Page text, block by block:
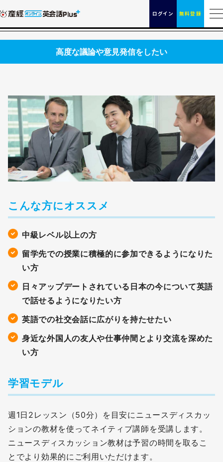
ログイン 無料登録
高度な議論や意見発信をしたい
こんな方にオススメ
中級レベル以上の方
留学先での授業に積極的に参加できるようになりた
い方
日々アップデートされている日本の今について英語
で話せるようになりたい方
英語での社交会話に広がりを持たせたい
身近な外国人の友人や仕事仲間とより交流を深めた
い方
学習モデル
週1日2レッスン（50分）を目安にニュースディスカッ
ションの教材を使ってネイティブ講師を受講します。
ニュースディスカッション教材は予習の時間を取るこ
とでより効果的にご利用いただけます。